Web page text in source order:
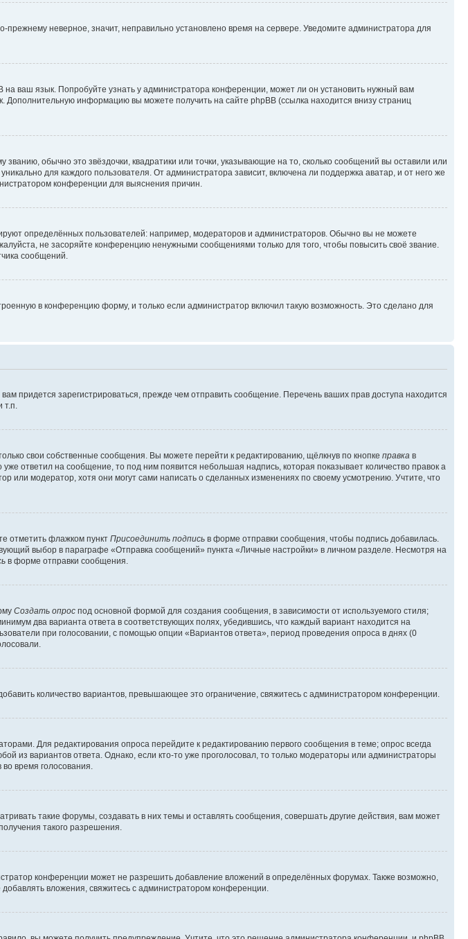
неверное, значит, неправильно установлено время на сервере. Уведомите администратора для
ваш язык. Попробуйте узнать у администратора конференции, может ли он установить нужный вам
Дополнительную информацию вы можете получить на сайте phpBB (ссылка находится внизу страниц
обычно это звёздочки, квадратики или точки, указывающие на то, сколько сообщений вы оставили или
для каждого пользователя. От администратора зависит, включена ли поддержка аватар, и от него же
конференции для выяснения причин.
определённых пользователей: например, модераторов и администраторов. Обычно вы не можете
не засоряйте конференцию ненужными сообщениями только для того, чтобы повысить своё звание.
сообщений.
в конференцию форму, и только если администратор включил такую возможность. Это сделано для
придется зарегистрироваться, прежде чем отправить сообщение. Перечень ваших прав доступа находится
свои собственные сообщения. Вы можете перейти к редактированию, щёлкнув по кнопке правка в
ответил на сообщение, то под ним появится небольшая надпись, которая показывает количество правок а
или модератор, хотя они могут сами написать о сделанных изменениях по своему усмотрению. Учтите, что
отметить флажком пункт Присоединить подпись в форме отправки сообщения, чтобы подпись добавилась.
выбор в параграфе «Отправка сообщений» пункта «Личные настройки» в личном разделе. Несмотря на
в форме отправки сообщения.
Создать опрос под основной формой для создания сообщения, в зависимости от используемого стиля;
два варианта ответа в соответствующих полях, убедившись, что каждый вариант находится на
при голосовании, с помощью опции «Вариантов ответа», период проведения опроса в днях (0
количество вариантов, превышающее это ограничение, свяжитесь с администратором конференции.
Для редактирования опроса перейдите к редактированию первого сообщения в теме; опрос всегда
из вариантов ответа. Однако, если кто-то уже проголосовал, то только модераторы или администраторы
время голосования.
такие форумы, создавать в них темы и оставлять сообщения, совершать другие действия, вам может
такого разрешения.
конференции может не разрешить добавление вложений в определённых форумах. Также возможно,
вложения, свяжитесь с администратором конференции.